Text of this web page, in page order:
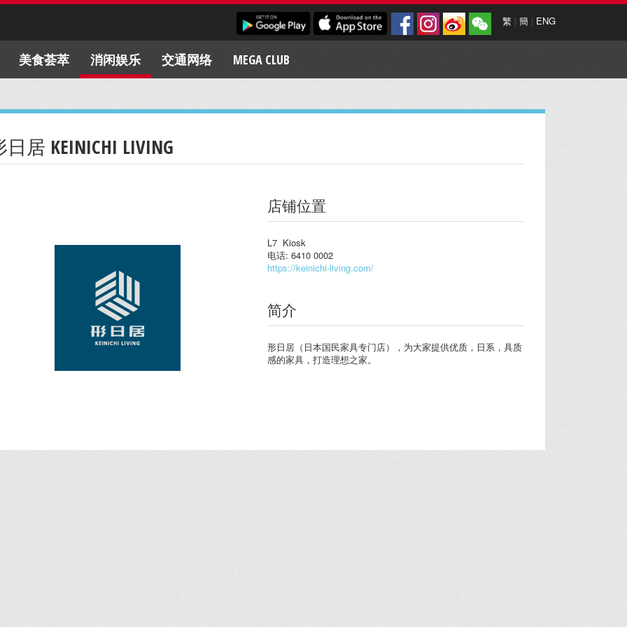
繁 | 簡 | ENG
美食荟萃 消闲娱乐 交通网络 MEGA CLUB
日居 KEINICHI LIVING
店铺位置
L7 Kiosk
电话: 6410 0002
https://keinichi-living.com/
简介
形日居（日本国民家具专门店），为大家提供优质，日系，具质
感的家具，打造理想之家。